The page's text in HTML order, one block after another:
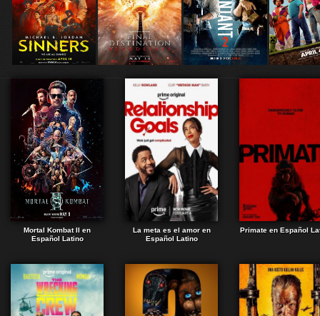
Mortal Kombat II en
Español Latino
La meta es el amor en
Español Latino
Primate en Español